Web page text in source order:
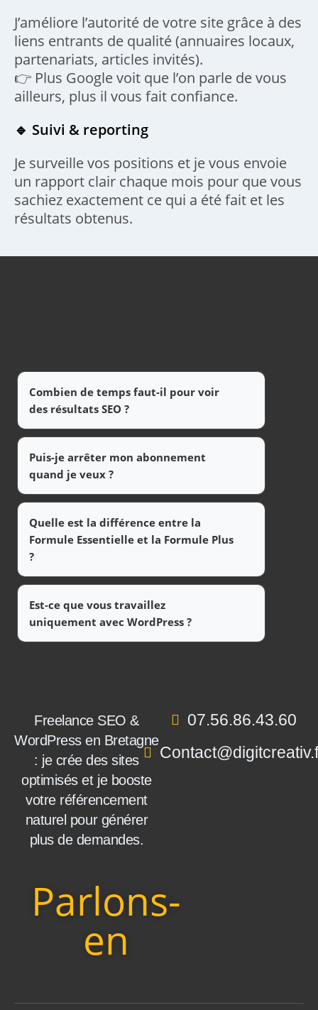
J’améliore l’autorité de votre site grâce à des
liens entrants de qualité (annuaires locaux,
partenariats, articles invités).
👉 Plus Google voit que l’on parle de vous
ailleurs, plus il vous fait confiance.
🔹 Suivi & reporting
Je surveille vos positions et je vous envoie
un rapport clair chaque mois pour que vous
sachiez exactement ce qui a été fait et les
résultats obtenus.
Combien de temps faut-il pour voir
des résultats SEO ?
Puis-je arrêter mon abonnement
quand je veux ?
Quelle est la différence entre la
Formule Essentielle et la Formule Plus
?
Est-ce que vous travaillez
uniquement avec WordPress ?
Freelance SEO &
WordPress en Bretagne
: je crée des sites
optimisés et je booste
votre référencement
naturel pour générer
plus de demandes.
Parlons-
en
07.56.86.43.60